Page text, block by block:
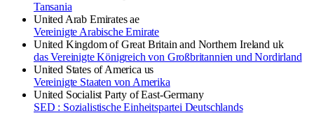
Tansania
United Arab Emirates ae
Vereinigte Arabische Emirate
United Kingdom of Great Britain and Northern Ireland uk
das Vereinigte Königreich von Großbritannien und Nordirland
United States of America us
Vereinigte Staaten von Amerika
United Socialist Party of East-Germany
SED : Sozialistische Einheitspartei Deutschlands